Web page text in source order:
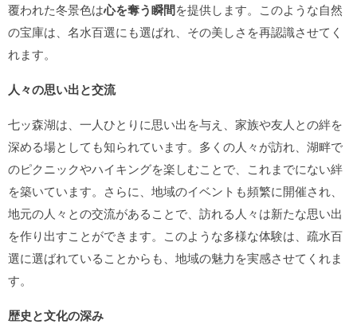
覆われた冬景色は心を奪う瞬間を提供します。このような自然
の宝庫は、名水百選にも選ばれ、その美しさを再認識させてく
れます。
人々の思い出と交流
七ッ森湖は、一人ひとりに思い出を与え、家族や友人との絆を
深める場としても知られています。多くの人々が訪れ、湖畔で
のピクニックやハイキングを楽しむことで、これまでにない絆
を築いています。さらに、地域のイベントも頻繁に開催され、
地元の人々との交流があることで、訪れる人々は新たな思い出
を作り出すことができます。このような多様な体験は、疏水百
選に選ばれていることからも、地域の魅力を実感させてくれま
す。
歴史と文化の深み